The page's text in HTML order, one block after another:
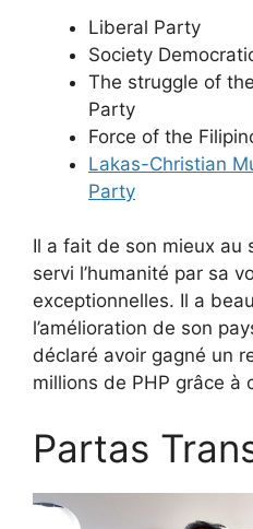
Liberal Party
Society
The struggle of
Party
Force of the
Lakas-Christian
Party
Il a fait de son mieux au
servi l’humanité par sa
exceptionnelles. Il a
l’amélioration de son
déclaré avoir gagné un
millions de PHP grâce à
Partas